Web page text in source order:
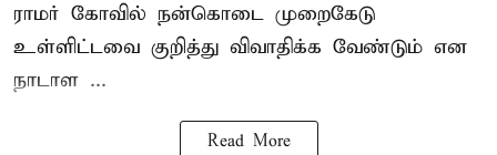
ராமர் கோவில் நன்கொடை முறைகேடு
உள்ளிட்டவை குறித்து விவாதிக்க வேண்டும் என
நாடாள ...
Read More